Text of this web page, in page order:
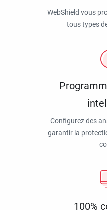
WebShield vous
tous types
Configurez des
garantir la
100%